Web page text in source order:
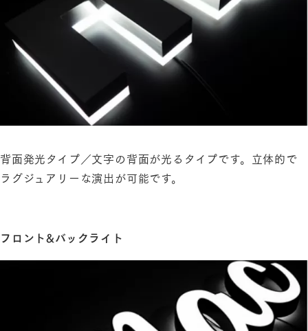
背面発光タイプ／文字の背面が光るタイプです。立体的で
ラグジュアリーな演出が可能です。
フロント&バックライト